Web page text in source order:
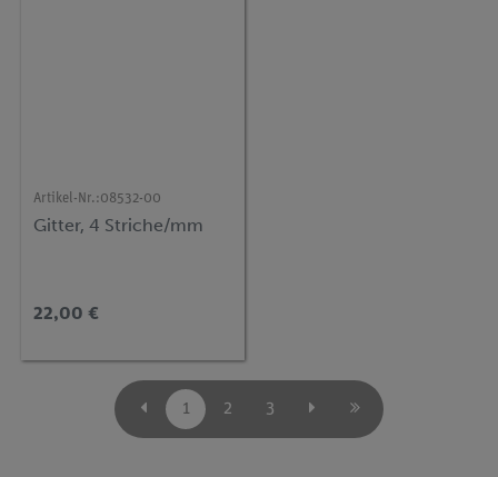
Artikel-Nr.:08532-00
Gitter, 4 Striche/mm
22,00 €
1 2 3